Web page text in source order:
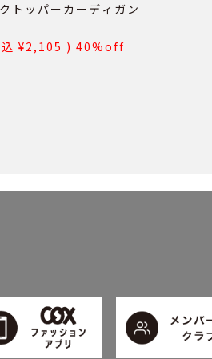
トッパーカーディガン
2,105 40%off